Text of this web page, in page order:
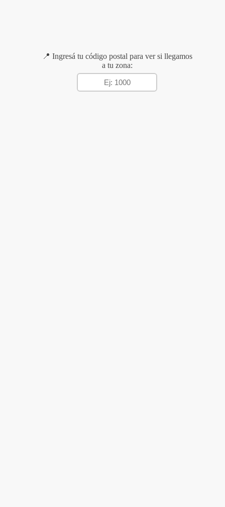
📍 Ingresá tu código postal para ver si llegamos
a tu zona: